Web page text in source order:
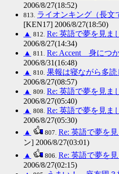
2006/8/27(18:52)
813. ライオンキング（長文
[KEN17] 2006/8/27(18:50)
▲ 812. Re: 英語で夢を見ま
2006/8/27(14:34)
▲ 811. Re: Accent 身につ
2006/8/31(16:48)
▲ 810. 果報は寝ながら多読
2006/8/27(08:57)
▲ 809. Re: 英語で夢を見ま
2006/8/27(05:40)
▲ 808. Re: 英語で夢を見ま
2006/8/27(05:30)
▲
807. Re: 英語で夢を見
ン] 2006/8/27(03:01)
▲
806. Re: 英語で夢を見
2006/8/27(02:15)